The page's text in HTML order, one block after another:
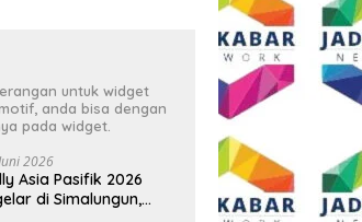
untuk widget
anda bisa dengan
pada widget.
2026
Asia Pasifik 2026
di Simalungun,